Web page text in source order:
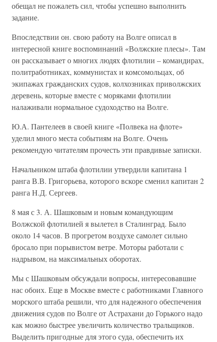
обещал не пожалеть сил, чтобы успешно выполнить
задание.
Впоследствии он. свою работу на Волге описал в
интересной книге воспоминаний «Волжские плесы». Там
он рассказывает о многих людях флотилии – командирах,
политработниках, коммунистах и комсомольцах, об
экипажах гражданских судов, колхозниках приволжских
деревень, которые вместе с моряками флотилии
налаживали нормальное судоходство на Волге.
Ю.А. Пантелеев в своей книге «Полвека на флоте»
уделил много места событиям на Волге. Очень
рекомендую читателям прочесть эти правдивые записки.
Начальником штаба флотилии утвердили капитана 1
ранга В.В. Григорьева, которого вскоре сменил капитан 2
ранга Н.Д. Сергеев.
8 мая с 3. А. Шашковым и новым командующим
Волжской флотилией я вылетел в Сталинград. Было
около 14 часов. В прогретом воздухе самолет сильно
бросало при порывистом ветре. Моторы работали с
надрывом, на максимальных оборотах.
Мы с Шашковым обсуждали вопросы, интересовавшие
нас обоих. Еще в Москве вместе с работниками Главного
морского штаба решили, что для надежного обеспечения
движения судов по Волге от Астрахани до Горького надо
как можно быстрее увеличить количество тральщиков.
Выделить пригодные для этого суда, обеспечить их